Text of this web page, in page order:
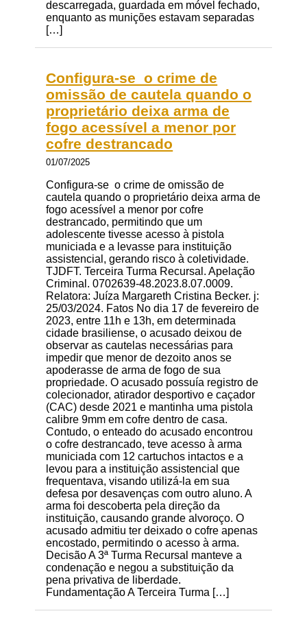
descarregada, guardada em móvel fechado,
enquanto as munições estavam separadas
[…]
Configura-se o crime de
omissão de cautela quando o
proprietário deixa arma de
fogo acessível a menor por
cofre destrancado
01/07/2025
Configura-se o crime de omissão de
cautela quando o proprietário deixa arma de
fogo acessível a menor por cofre
destrancado, permitindo que um
adolescente tivesse acesso à pistola
municiada e a levasse para instituição
assistencial, gerando risco à coletividade.
TJDFT. Terceira Turma Recursal. Apelação
Criminal. 0702639-48.2023.8.07.0009.
Relatora: Juíza Margareth Cristina Becker. j:
25/03/2024. Fatos No dia 17 de fevereiro de
2023, entre 11h e 13h, em determinada
cidade brasiliense, o acusado deixou de
observar as cautelas necessárias para
impedir que menor de dezoito anos se
apoderasse de arma de fogo de sua
propriedade. O acusado possuía registro de
colecionador, atirador desportivo e caçador
(CAC) desde 2021 e mantinha uma pistola
calibre 9mm em cofre dentro de casa.
Contudo, o enteado do acusado encontrou
o cofre destrancado, teve acesso à arma
municiada com 12 cartuchos intactos e a
levou para a instituição assistencial que
frequentava, visando utilizá-la em sua
defesa por desavenças com outro aluno. A
arma foi descoberta pela direção da
instituição, causando grande alvoroço. O
acusado admitiu ter deixado o cofre apenas
encostado, permitindo o acesso à arma.
Decisão A 3ª Turma Recursal manteve a
condenação e negou a substituição da
pena privativa de liberdade.
Fundamentação A Terceira Turma […]